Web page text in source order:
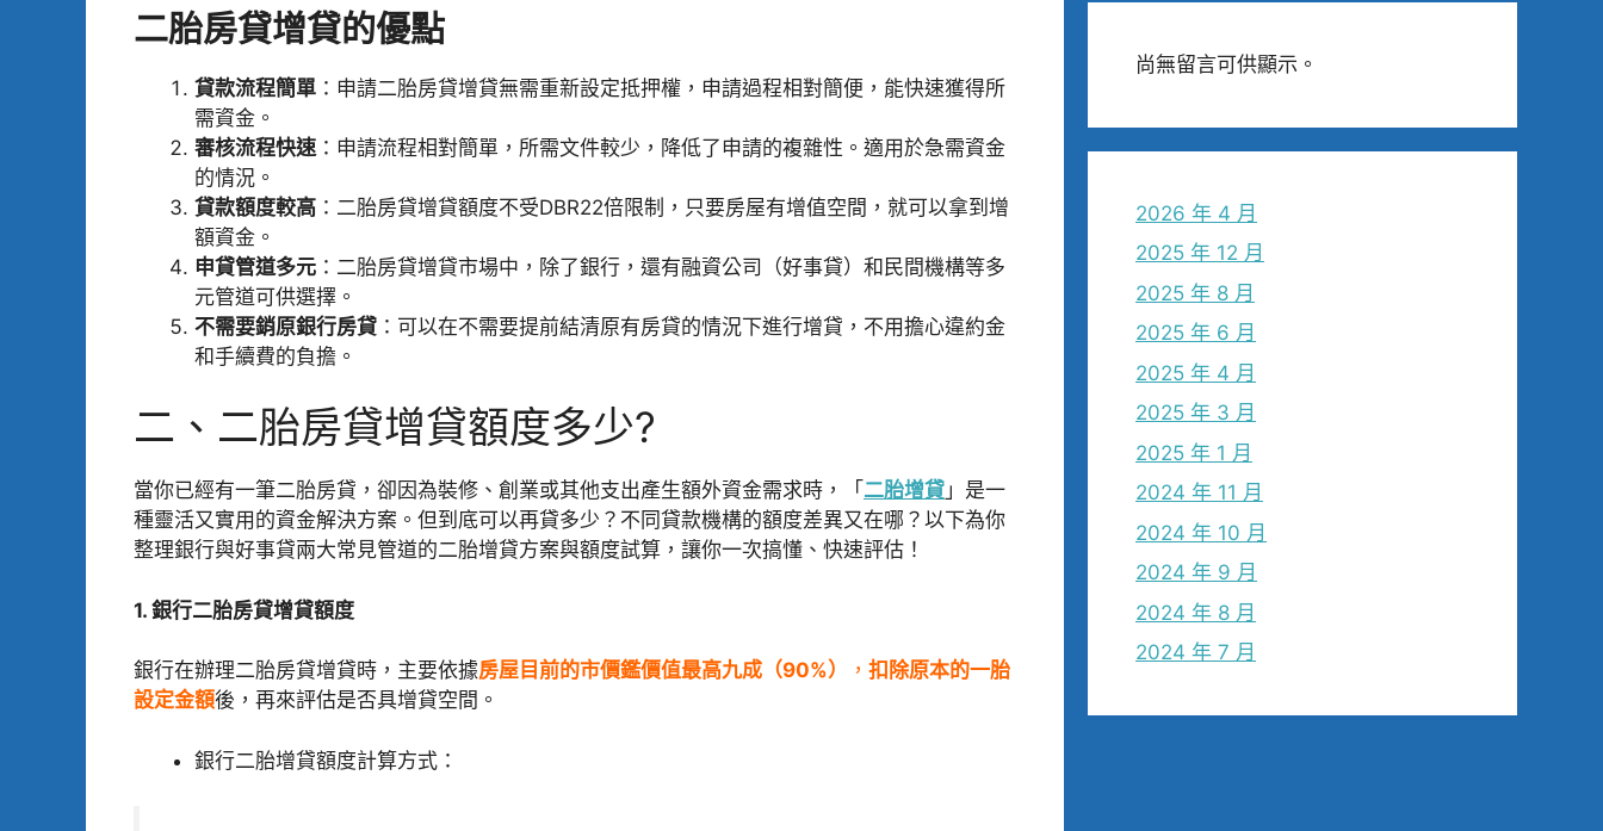
二胎房貸增貸的優點
貸款流程簡單 ：申請二胎房貸增貸無需重新設定抵押權，申請過程相對簡便，能快速獲得所
需資金。
審核流程快速 ：申請流程相對簡單，所需文件較少，降低了申請的複雜性。適用於急需資金
的情況。
貸款額度較高 ：二胎房貸增貸額度不受DBR22倍限制，只要房屋有增值空間，就可以拿到增
額資金。
申貸管道多元 ：二胎房貸增貸市場中，除了銀行，還有融資公司（好事貸）和民間機構等多
元管道可供選擇。
不需要銷原銀行房貸 ：可以在不需要提前結清原有房貸的情況下進行增貸，不用擔心違約金
和手續費的負擔。
二、二胎房貸增貸額度多少?
當你已經有一筆二胎房貸，卻因為裝修、創業或其他支出產生額外資金需求時，「 二胎增貸 」是一
種靈活又實用的資金解決方案。但到底可以再貸多少？不同貸款機構的額度差異又在哪？以下為你
整理銀行與好事貸兩大常見管道的二胎增貸方案與額度試算，讓你一次搞懂、快速評估！
1. 銀行二胎房貸增貸額度
銀行在辦理二胎房貸增貸時，主要依據房屋目前的市價鑑價值最高九成（90%） ， 扣除原本的一胎
設定金額後，再來評估是否具增貸空間。
銀行二胎增貸額度計算方式：
尚無留言可供顯示。
2026 年 4 月
2025 年 12 月
2025 年 8 月
2025 年 6 月
2025 年 4 月
2025 年 3 月
2025 年 1 月
2024 年 11 月
2024 年 10 月
2024 年 9 月
2024 年 8 月
2024 年 7 月